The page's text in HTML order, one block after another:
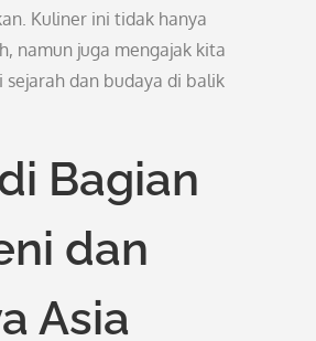
Kuliner ini tidak hanya
namun juga mengajak kita
dan budaya di balik
Bagian
dan
Asia